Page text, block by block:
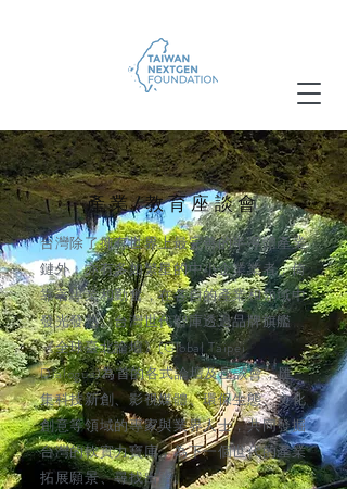
產業/教育座談會
台灣除了擁有世界上最完善的半導體產業
鏈外，亦有多如繁星的中小企業業者，倚
靠著專業和勤奮，在各自的產業和領域中
發光發熱。台灣世代智庫透過品牌旗艦
《全球臺北論壇》(Global Taipei
Dialogue)為首的各式論壇及座談會，匯
集科技新創、影視媒體、環保生態、文化
創意等領域的專家與業界人士，共同發掘
台灣的軟實力寶庫，為下一個世代的產業
拓展願景、尋找出路。